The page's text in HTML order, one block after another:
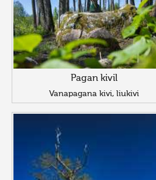
Pagan kivil
Vanapagana kivi, liukivi